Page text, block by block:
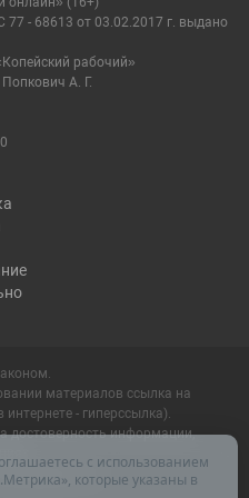
- 68613 от 03.02.2017 г. выдано
рабочий»
А. Г.
материалов ссылка на
- гиперссылка).
достоверность информации,
материалы 16+
с использованием
которые указаны в